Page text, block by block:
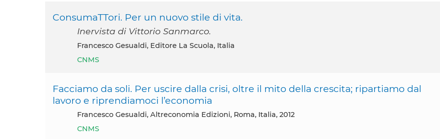
ConsumaTTori. Per un nuovo stile di vita.
Inervista di Vittorio Sanmarco.
Francesco Gesualdi, Editore La Scuola, Italia
CNMS
Facciamo da soli. Per uscire dalla crisi, oltre il mito della crescita; ripartiamo dal
lavoro e riprendiamoci l’economia
Francesco Gesualdi, Altreconomia Edizioni, Roma, Italia, 2012
CNMS